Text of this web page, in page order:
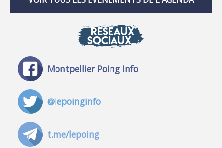
RÉSEAUX
SOCIAUX
Montpellier Poing Info
@lepoinginfo
t.me/lepoing